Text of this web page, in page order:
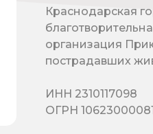
Краснодарская
организация
пострадавших
ИНН 2310117098
ОГРН